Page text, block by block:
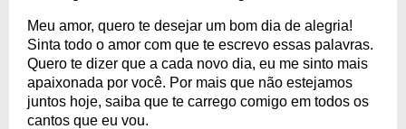
Meu amor, quero te desejar um bom dia de alegria!
Sinta todo o amor com que te escrevo essas palavras.
Quero te dizer que a cada novo dia, eu me sinto mais
apaixonada por você. Por mais que não estejamos
juntos hoje, saiba que te carrego comigo em todos os
cantos que eu vou.